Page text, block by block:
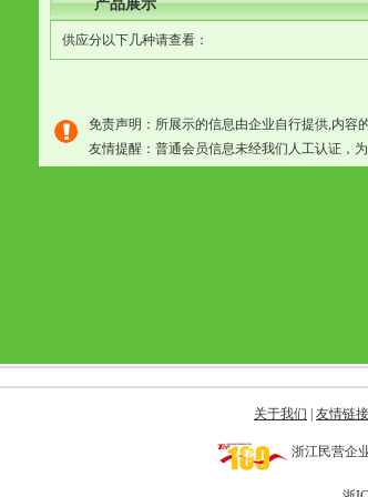
产品展示
供应分以下几种请查看：
免责声明：所展示的信息由企业自行提供,内容
友情提醒：普通会员信息未经我们人工认证，
关于我们 友情链接
浙江民营企